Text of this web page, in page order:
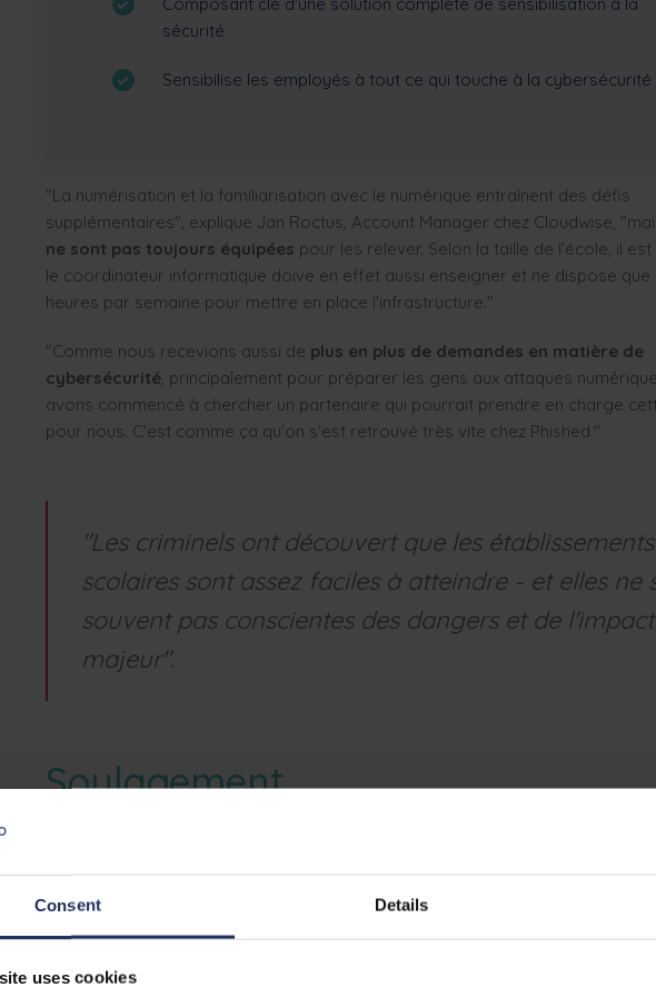
Consent Details
uses cookies
Composant clé d'une solution complète de sensibilisation à la
sécurité
Sensibilise les employés à tout ce qui touche à la cybersécurité
"La numérisation et la familiarisation avec le numérique entraînent des défis
supplémentaires", explique Jan Roctus, Account Manager chez Cloudwise,
ne sont pas toujours équipées pour les relever. Selon la taille de l'école, il
le coordinateur informatique doive en effet aussi enseigner et ne dispose que
heures par semaine pour mettre en place l'infrastructure."
"Comme nous recevions aussi de plus en plus de demandes en matière de
cybersécurité, principalement pour préparer les gens aux attaques
avons commencé à chercher un partenaire qui pourrait prendre en charge
pour nous. C'est comme ça qu'on s'est retrouvé très vite chez Phished."
"Les criminels ont découvert que les établissements
scolaires sont assez faciles à atteindre - et elles ne
souvent pas conscientes des dangers et de l'impact
majeur".
Soulagement
scolaires sont assez faciles à atteindre
- et elles ne sont souvent pas
"Phished est alors la bonne option car la plateforme est entièrement